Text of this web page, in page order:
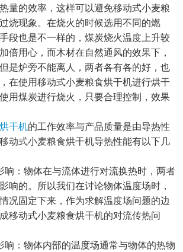
量的效率，这样可以避免移动式小麦粮
烧现象。在烧火的时候选用不同的燃
段也是不一样的，煤炭烧火温度上升较
倍用心，而木材在自然通风的效果下，
是炉旁不能离人，两者各有各的好，也
在使用移动式小麦粮食烘干机进行烘干
用煤炭进行烧火，只要合理控制，效果
干机的工作效率与产品质量是由导热性
动式小麦粮食烘干机导热性能有以下几
：物体在与流体进行对流换热时，两者
响的。所以我们在讨论物体温度场时，
况固定下来，作为求解温度场问题的边
移动式小麦粮食烘干机的对流传热问
：物体内部的温度场通常与物体的热物